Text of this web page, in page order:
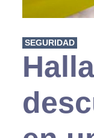
SEGURIDAD